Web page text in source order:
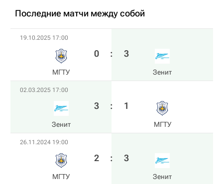
Последние матчи между собой
19.10.2025 17:00
МГТУ
0 : 3
Зенит
02.03.2025 17:00
Зенит
3 : 1
МГТУ
26.11.2024 19:00
МГТУ
2 : 3
Зенит